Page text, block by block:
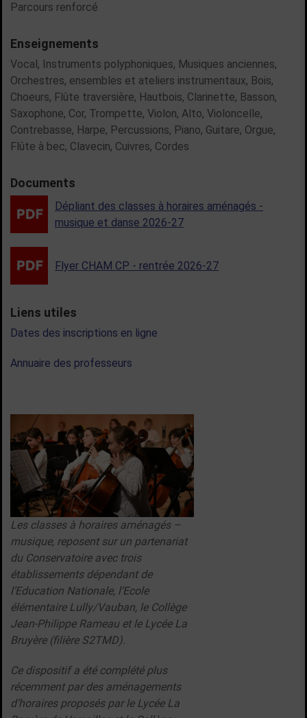
Parcours renforcé
Enseignements
Vocal, Instruments polyphoniques, Musiques anciennes,
Orchestres, ensembles et ateliers instrumentaux, Bois,
Choeurs, Flûte traversière, Hautbois, Clarinette, Basson,
Saxophone, Cor, Trompette, Violon, Alto, Violoncelle,
Contrebasse, Harpe, Percussions, Piano, Guitare, Orgue,
Flûte à bec, Clavecin, Cuivres, Cordes
Documents
Dépliant des classes à horaires aménagés -
musique et danse 2026-27
Flyer CHAM CP - rentrée 2026-27
Liens utiles
Dates des inscriptions en ligne
Annuaire des professeurs
Les classes à horaires aménagés –
musique, reposent sur un partenariat
du Conservatoire avec trois
établissements dépendant de
l’Education Nationale, l’Ecole
élémentaire Lully/Vauban, le Collège
Jean-Philippe Rameau et le Lycée La
Bruyère (filière S2TMD).
Ce dispositif a été complété plus
récemment par des aménagements
d’horaires proposés par le Lycée La